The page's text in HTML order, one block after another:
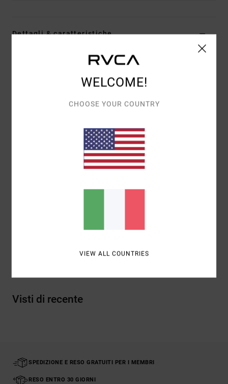
Dettagli & caratteristiche
Maglietta oversize a maniche corte Multi Donna
Tintura: Tintura in capo a pigmenti
Vestibilità: Vestibilità oversized
Visti di recente
SPEDIZIONE E RESO GRATUITI PER I MEMBRI
RESO ENTRO 30 GIORNI
WELCOME!
CHOOSE YOUR COUNTRY
VIEW ALL COUNTRIES